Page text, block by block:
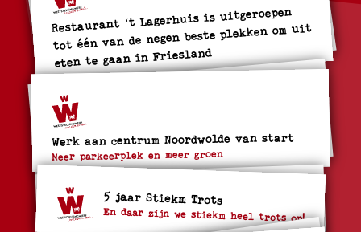
Restaurant ‘t Lagerhuis is uitgeroepen
tot één van de negen beste plekken om uit
eten te gaan in Friesland
Werk aan centrum Noordwolde van start
Meer parkeerplek en meer groen
5 jaar Stiekm Trots
En daar zijn we stiekm heel trots op!